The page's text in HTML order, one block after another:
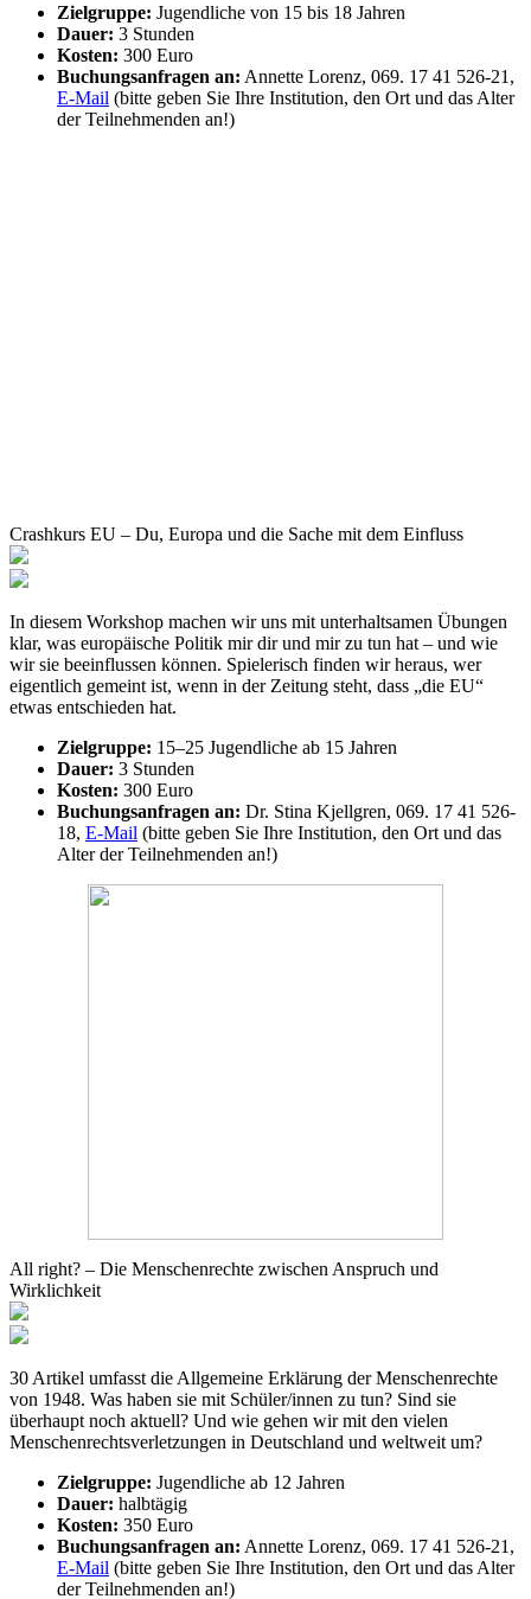
Zielgruppe: Jugendliche von 15 bis 18 Jahren
Dauer: 3 Stunden
Kosten: 300 Euro
Buchungsanfragen an: Annette Lorenz, 069. 17 41 526-21,
E-Mail (bitte geben Sie Ihre Institution, den Ort und das Alter
der Teilnehmenden an!)
Crashkurs EU – Du, Europa und die Sache mit dem Einfluss
In diesem Workshop machen wir uns mit unterhaltsamen Übungen
klar, was europäische Politik mir dir und mir zu tun hat – und wie
wir sie beeinflussen können. Spielerisch finden wir heraus, wer
eigentlich gemeint ist, wenn in der Zeitung steht, dass „die EU“
etwas entschieden hat.
Zielgruppe: 15–25 Jugendliche ab 15 Jahren
Dauer: 3 Stunden
Kosten: 300 Euro
Buchungsanfragen an: Dr. Stina Kjellgren, 069. 17 41 526-
18, E-Mail (bitte geben Sie Ihre Institution, den Ort und das
Alter der Teilnehmenden an!)
All right? – Die Menschenrechte zwischen Anspruch und
Wirklichkeit
30 Artikel umfasst die Allgemeine Erklärung der Menschenrechte
von 1948. Was haben sie mit Schüler/innen zu tun? Sind sie
überhaupt noch aktuell? Und wie gehen wir mit den vielen
Menschenrechtsverletzungen in Deutschland und weltweit um?
Zielgruppe: Jugendliche ab 12 Jahren
Dauer: halbtägig
Kosten: 350 Euro
Buchungsanfragen an: Annette Lorenz, 069. 17 41 526-21,
E-Mail (bitte geben Sie Ihre Institution, den Ort und das Alter
der Teilnehmenden an!)